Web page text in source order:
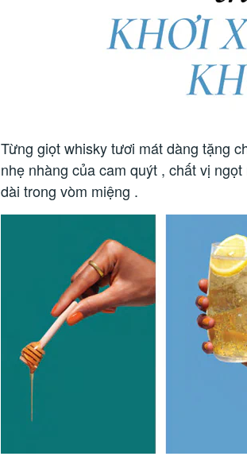
Từng giọt whisky tươi mát dàng tặng
nhẹ nhàng của cam quýt , chất vị
dài trong vòm miệng .